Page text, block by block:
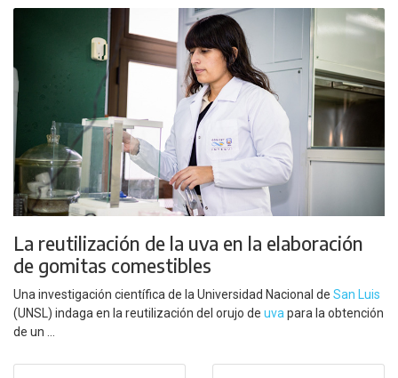
La reutilización de la uva en la elaboración
de gomitas comestibles
Una investigación científica de la Universidad Nacional de San Luis
(UNSL) indaga en la reutilización del orujo de uvapara la obtención
de un ...